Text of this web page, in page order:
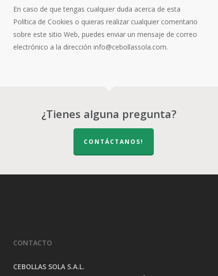
En caso de que tengas cualquier duda acerca de esta
Política de Cookies o quieras realizar cualquier comentario
sobre este sitio Web, puedes enviar un mensaje de correo
electrónico a la dirección info@cebollassola.com.
¿Tienes alguna pregunta?
CONTÁCTANOS!
CONTACTO
CEBOLLAS SOLA S.A.L.